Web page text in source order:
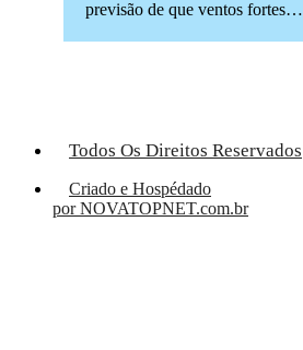
previsão de que ventos fortes…
Todos Os Direitos Reservados
Criado e Hospédado
por NOVATOPNET.com.br